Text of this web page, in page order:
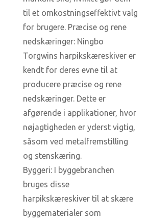
til et omkostningseffektivt valg
for brugere. Præcise og rene
nedskæringer: Ningbo
Torgwins harpikskæreskiver er
kendt for deres evne til at
producere præcise og rene
nedskæringer. Dette er
afgørende i applikationer, hvor
nøjagtigheden er yderst vigtig,
såsom ved metalfremstilling
og stenskæring.
Byggeri: I byggebranchen
bruges disse
harpikskæreskiver til at skære
byggematerialer som